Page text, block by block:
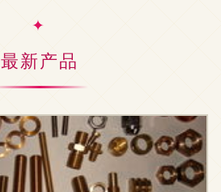
最新产品